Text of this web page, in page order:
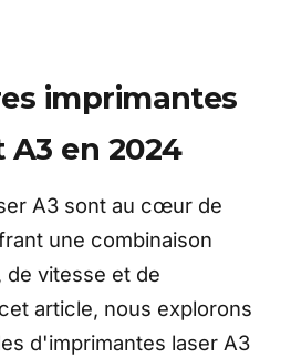
imprimantes
en 2024
A3 sont au cœur de
une combinaison
de vitesse et de
article, nous explorons
d'imprimantes laser A3